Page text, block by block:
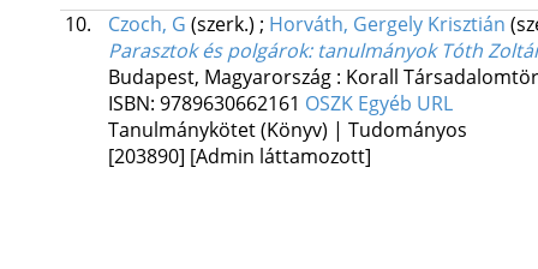
10.
Czoch, G (szerk.) ; Horváth, Gergely Krisztián
Parasztok és polgárok: tanulmányok Tóth
Budapest, Magyarország : Korall
ISBN: 9789630662161 OSZK Egyéb URL
Tanulmánykötet (Könyv) | Tudományos
[203890] [Admin láttamozott]